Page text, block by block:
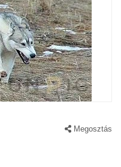
Megosztás